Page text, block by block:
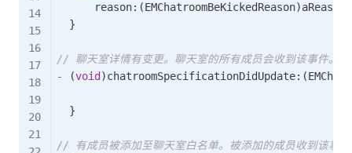
      reason
: (EMChatroomBeKickedReason)aReason
}
// 聊天室详情有变更。聊天室的所有成员会收到该事件。
-
(void )chatroomSpecificationDidUpdate: (
}
// 有成员被添加至聊天室白名单。被添加的成员收到该事